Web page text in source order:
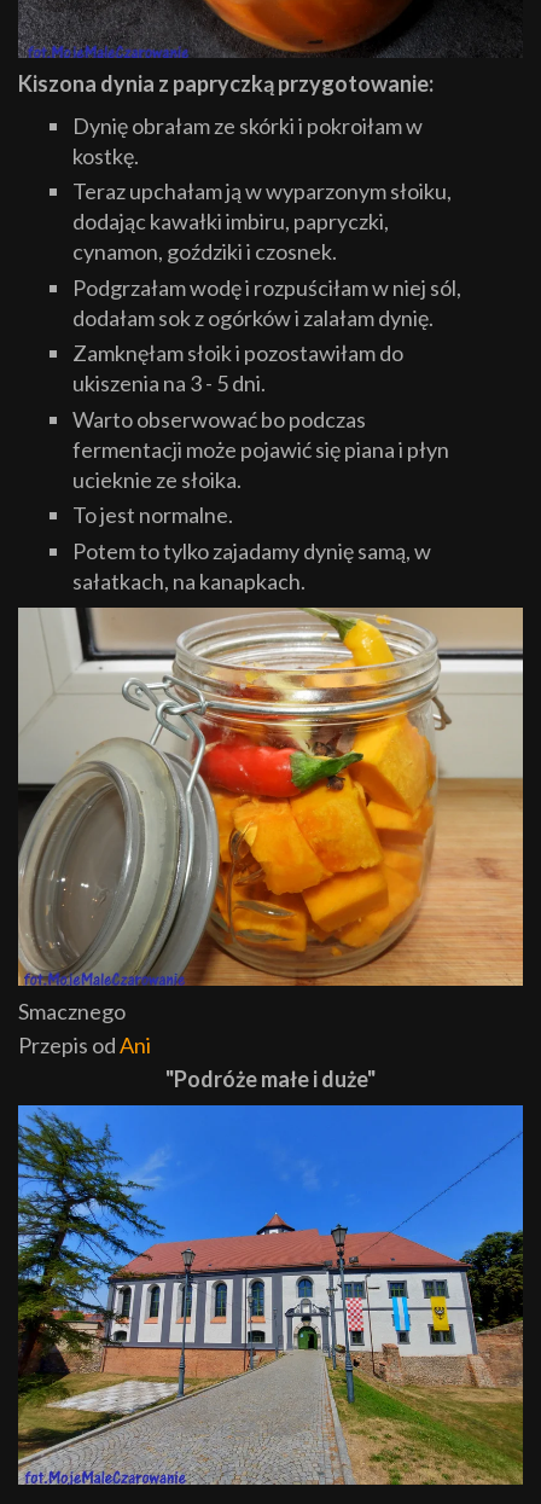
Kiszona dynia z papryczką przygotowanie:
Dynię obrałam ze skórki i pokroiłam w
kostkę.
Teraz upchałam ją w wyparzonym słoiku,
dodając kawałki imbiru, papryczki,
cynamon, goździki i czosnek.
Podgrzałam wodę i rozpuściłam w niej sól,
dodałam sok z ogórków i zalałam dynię.
Zamknęłam słoik i pozostawiłam do
ukiszenia na 3 - 5 dni.
Warto obserwować bo podczas
fermentacji może pojawić się piana i płyn
ucieknie ze słoika.
To jest normalne.
Potem to tylko zajadamy dynię samą, w
sałatkach, na kanapkach.
Smacznego
Przepis odAni
"Podróże małe i duże"